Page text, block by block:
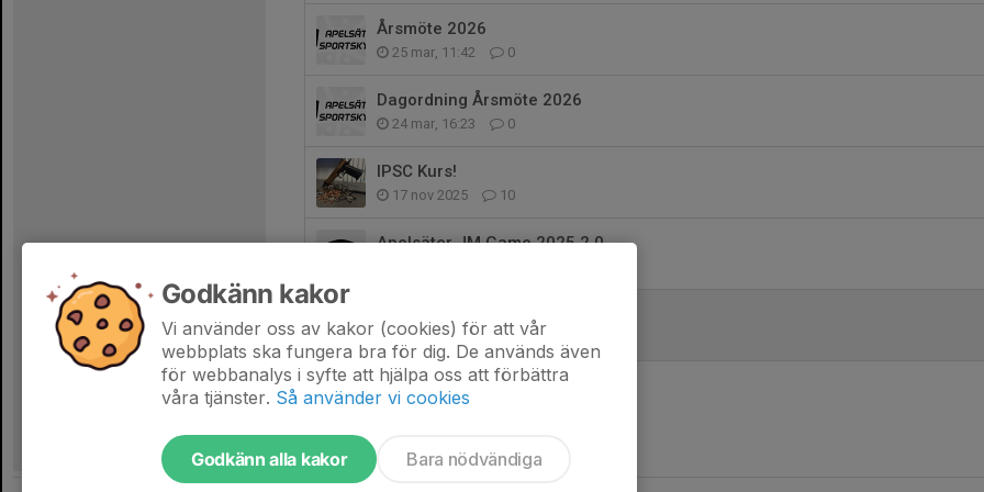
Årsmöte 2026
25 mar, 11:42 0
Dagordning Årsmöte 2026
24 mar, 16:23 0
IPSC Kurs!
17 nov 2025 10
Apelsäter JM Game 2025 2.0
24 mar 2025 0
Godkänn kakor
Vi använder oss av kakor (cookies) för att vår
webbplats ska fungera bra för dig. De används även
för webbanalys i syfte att hjälpa oss att förbättra
våra tjänster. Så använder vi cookies
Godkänn alla kakor Bara nödvändiga